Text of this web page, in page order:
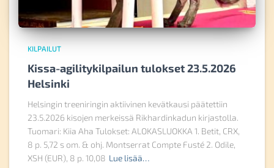
KILPAILUT
Kissa-agilitykilpailun tulokset 23.5.2026
Helsinki
Helsingin treeniringin aktiivinen kevätkausi päätettiin
23.5.2026 kisojen merkeissä Rikhardinkadun kirjastolla.
Tuomari: Kiia Aha Tulokset: ALOKASLUOKKA 1. Betit, CRX,
8 p. 5,72 s om. & ohj. Montserrat Compte Fusté 2. Odile,
XSH (EUR), 8 p. 10,08 Lue lisää…